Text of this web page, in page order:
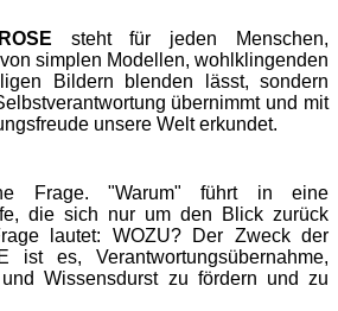
steht für jeden Menschen,
simplen Modellen, wohlklingenden
Bildern blenden lässt, sondern
übernimmt und mit
unsere Welt erkundet.
Frage. "Warum" führt in eine
die sich nur um den Blick zurück
lautet: WOZU? Der Zweck der
ist es, Verantwortungsübernahme,
Wissensdurst zu fördern und zu